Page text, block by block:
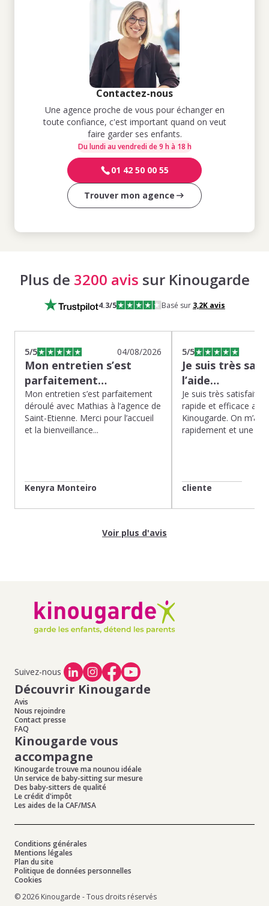
Contactez-nous
Une agence proche de vous pour échanger en
toute confiance, c'est important quand on veut
faire garder ses enfants.
Du lundi au vendredi de 9 h à 18 h
01 42 50 00 55
Trouver mon agence
Plus de 3200 avis sur Kinougarde
4.3/5 Basé sur 3,2Kavis
5/5 04/08/2026
Mon entretien s’est
parfaitement…
Mon entretien s’est parfaitement
déroulé avec Mathias à l’agence de
Saint-Etienne. Merci pour l’accueil
et la bienveillance...
Kenyra Monteiro
5/5
Je suis très
l’aide…
Je suis très satisfaite
rapide et efficace
Kinougarde. On m’a
rapidement et une
cliente
Voir plus d'avis
Suivez-nous
Découvrir Kinougarde
Avis
Nous rejoindre
Contact presse
FAQ
Kinougarde vous
accompagne
Kinougarde trouve ma nounou idéale
Un service de baby-sitting sur mesure
Des baby-sitters de qualité
Le crédit d'impôt
Les aides de la CAF/MSA
Conditions générales
Mentions légales
Plan du site
Politique de données personnelles
Cookies
© 2026 Kinougarde - Tous droits réservés